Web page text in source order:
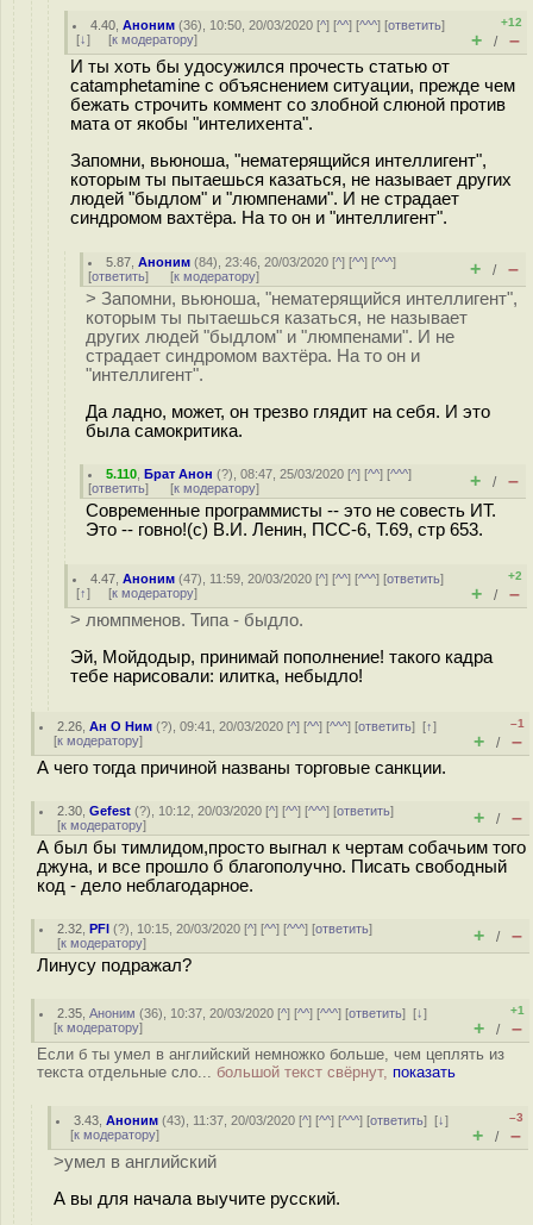
4.40 ,Аноним (36), 10:50, 20/03/2020 [^] [^^] [^^^] [ответить]
[↓] [к модератору]
+12
+ / –
И ты хоть бы удосужился прочесть статью от
catamphetamine с объяснением ситуации, прежде чем
бежать строчить коммент со злобной слюной против
мата от якобы "интелихента".
Запомни, вьюноша, "нематерящийся интеллигент",
которым ты пытаешься казаться, не называет других
людей "быдлом" и "люмпенами". И не страдает
синдромом вахтёра. На то он и "интеллигент".
5.87 ,Аноним (84), 23:46, 20/03/2020 [^] [^^] [^^^]
[ответить] [к модератору] + / –
> Запомни, вьюноша, "нематерящийся интеллигент",
которым ты пытаешься казаться, не называет
других людей "быдлом" и "люмпенами". И не
страдает синдромом вахтёра. На то он и
"интеллигент".
Да ладно, может, он трезво глядит на себя. И это
была самокритика.
5.110 ,Брат Анон (?), 08:47, 25/03/2020 [^] [^^] [^^^]
[ответить] [к модератору] + / –
Современные программисты -- это не совесть ИТ.
Это -- говно!(с) В.И. Ленин, ПСС-6, Т.69, стр 653.
4.47 ,Аноним (47), 11:59, 20/03/2020 [^] [^^] [^^^] [ответить]
[↑] [к модератору]
+2
+ / –
> люмпменов. Типа - быдло.
Эй, Мойдодыр, принимай пополнение! такого кадра
тебе нарисовали: илитка, небыдло!
2.26 ,Ан О Ним (?), 09:41, 20/03/2020 [^] [^^] [^^^] [ответить][↑]
[к модератору]
–1
+ / –
А чего тогда причиной названы торговые санкции.
2.30 ,Gefest (?), 10:12, 20/03/2020 [^] [^^] [^^^] [ответить]
[к модератору] + / –
А был бы тимлидом,просто выгнал к чертам собачьим того
джуна, и все прошло б благополучно. Писать свободный
код - дело неблагодарное.
2.32 ,PFl (?), 10:15, 20/03/2020 [^] [^^] [^^^] [ответить]
[к модератору] + / –
Линусу подражал?
2.35 ,Аноним (36), 10:37, 20/03/2020 [^] [^^] [^^^] [ответить][↓]
[к модератору]
+1
+ / –
Если б ты умел в английский немножко больше, чем цеплять из
текста отдельные сло... большой текст свёрнут, показать
3.43 ,Аноним (43), 11:37, 20/03/2020 [^] [^^] [^^^] [ответить][↓]
[к модератору]
–3
+ / –
>умел в английский
А вы для начала выучите русский.